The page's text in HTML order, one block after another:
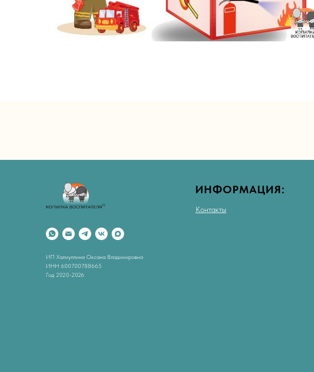
ИП Халиуллина Оксана Владимировна
ИНН 600700788665
Год 2020-2026
ИНФОРМАЦИЯ:
Контакты